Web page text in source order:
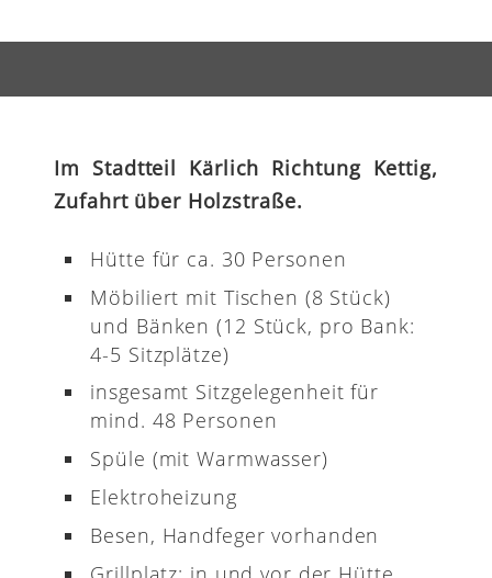
Im Stadtteil Kärlich Richtung Kettig,
Zufahrt über Holzstraße.
Hütte für ca. 30 Personen
Möbiliert mit Tischen (8 Stück)
und Bänken (12 Stück, pro Bank:
4-5 Sitzplätze)
insgesamt Sitzgelegenheit für
mind. 48 Personen
Spüle (mit Warmwasser)
Elektroheizung
Besen, Handfeger vorhanden